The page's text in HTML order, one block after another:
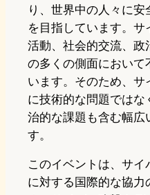
り、世界中の人々に
を目指しています。
活動、社会的交流、政
の多くの側面において
います。そのため、
に技術的な問題では
治的な課題も含む幅広
す。
このイベントは、サ
に対する国際的な協力